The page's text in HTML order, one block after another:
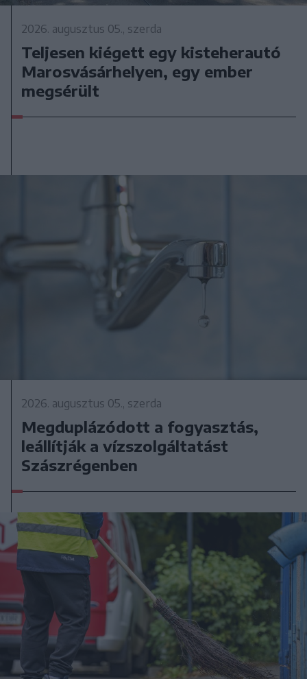
2026. augusztus 05., szerda
Teljesen kiégett egy kisteherautó
Marosvásárhelyen, egy ember
megsérült
2026. augusztus 05., szerda
Megduplázódott a fogyasztás,
leállítják a vízszolgáltatást
Szászrégenben